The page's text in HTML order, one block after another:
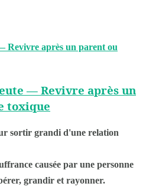
— Revivre après un
toxique
sortir grandi d'une relation
causée par une personne
grandir et rayonner.